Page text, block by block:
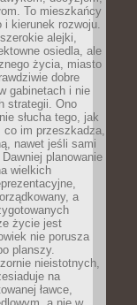
To mieszkańcy
i kierunek rozwoju.
alejki,
osiedla, ale
życia, miasto
dobre
gabinetach i nie
strategii. Ono
słucha tego, jak
co im przeszkadza,
nawet jeśli sami
planowanie
wielkich
a
życie jest
nie porusza
planszy.
nieistotnych,
na
ławce,